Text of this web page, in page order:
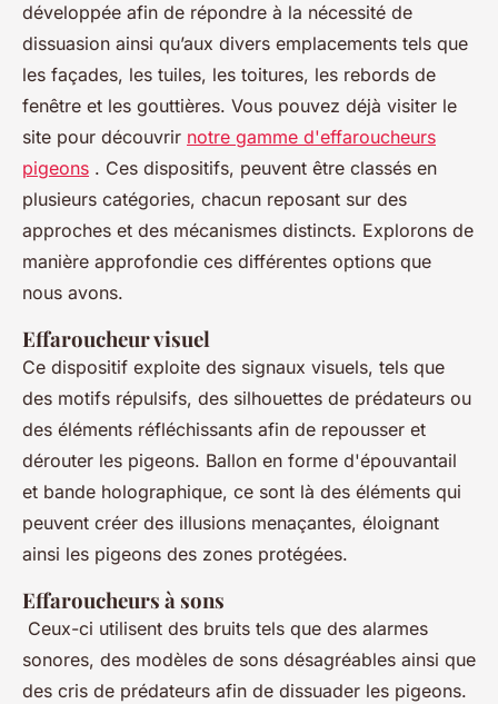
développée afin de répondre à la nécessité de
dissuasion ainsi qu’aux divers emplacements tels que
les façades, les tuiles, les toitures, les rebords de
fenêtre et les gouttières. Vous pouvez déjà visiter le
site pour découvrir notre gamme d'effaroucheurs
pigeons . Ces dispositifs, peuvent être classés en
plusieurs catégories, chacun reposant sur des
approches et des mécanismes distincts. Explorons de
manière approfondie ces différentes options que
nous avons.
Effaroucheur visuel
Ce dispositif exploite des signaux visuels, tels que
des motifs répulsifs, des silhouettes de prédateurs ou
des éléments réfléchissants afin de repousser et
dérouter les pigeons. Ballon en forme d'épouvantail
et bande holographique, ce sont là des éléments qui
peuvent créer des illusions menaçantes, éloignant
ainsi les pigeons des zones protégées.
Effaroucheurs à sons
Ceux-ci utilisent des bruits tels que des alarmes
sonores, des modèles de sons désagréables ainsi que
des cris de prédateurs afin de dissuader les pigeons.